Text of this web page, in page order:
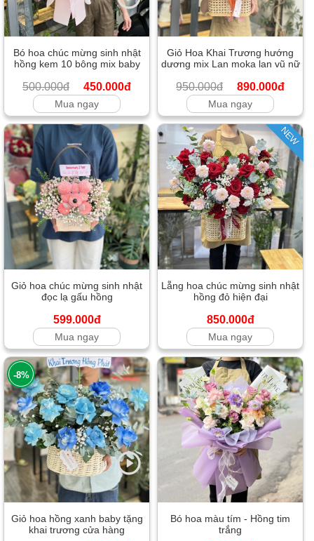
Bó hoa chúc mừng sinh nhật
hồng kem 10 bông mix baby
500.000đ 450.000đ
Mua ngay
Giỏ Hoa Khai Trương hướng
dương mix Lan moka lan vũ nữ
950.000đ 890.000đ
Mua ngay
Giỏ hoa chúc mừng sinh nhật
đọc lạ gấu hồng
599.000đ
Mua ngay
NEW
Lẵng hoa chúc mừng sinh nhật
hồng đỏ hiện đại
850.000đ
Mua ngay
-8%
Giỏ hoa hồng xanh baby tặng
khai trương cửa hàng
Bó hoa màu tím - Hồng tim
trắng